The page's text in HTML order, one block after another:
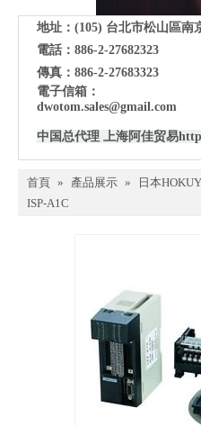
地址：(105) 台北市松山區
電話：886-2-27682323
傳真：886-2-27683323
電子信箱：
dwotom.sales@gmail.com
中国总代理 上海阿佳贸易
首頁 » 產品展示 » 日本
ISP-A1C